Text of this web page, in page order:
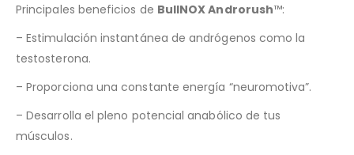
Principales beneficios de BullNOX Androrush™:
– Estimulación instantánea de andrógenos como la
testosterona.
– Proporciona una constante energía “neuromotiva”.
– Desarrolla el pleno potencial anabólico de tus
músculos.